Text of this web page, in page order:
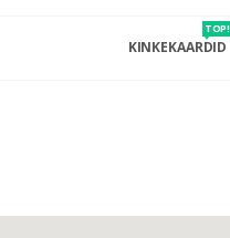
TOP!
KINKEKAARDID